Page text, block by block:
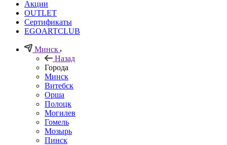
Акции
OUTLET
Сертификаты
EGOARTCLUB
Минск
Назад
Города
Минск
Витебск
Орша
Полоцк
Могилев
Гомель
Мозырь
Пинск